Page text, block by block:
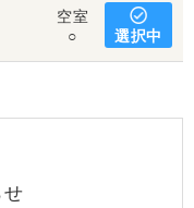
空室
○
選択中